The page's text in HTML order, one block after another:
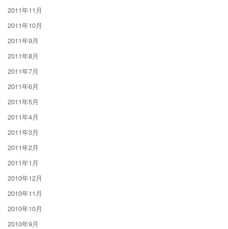
2011年11月
2011年10月
2011年9月
2011年8月
2011年7月
2011年6月
2011年5月
2011年4月
2011年3月
2011年2月
2011年1月
2010年12月
2010年11月
2010年10月
2010年9月